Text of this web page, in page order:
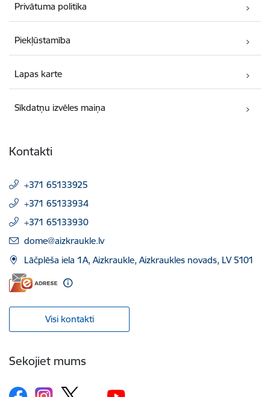
Privātuma politika
Piekļūstamība
Lapas karte
Sīkdatņu izvēles maiņa
Kontakti
+371 65133925
+371 65133934
+371 65133930
E-pasts:
dome@aizkraukle.lv
Lāčplēša iela 1A, Aizkraukle, Aizkraukles novads, LV 5101
Visi kontakti
Sekojiet mums